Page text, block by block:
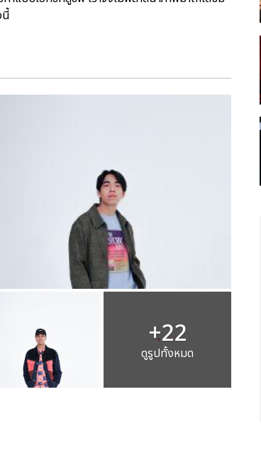
นี้
+22
ดูรูปทั้งหมด